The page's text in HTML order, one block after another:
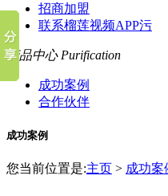
招商加盟
联系榴莲视频APP污
产品中心 Purification
成功案例
合作伙伴
成功案例
您当前位置是:主页 > 成功案